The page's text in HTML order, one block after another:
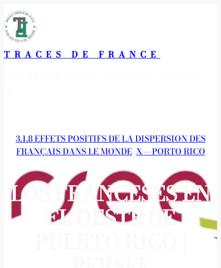
Aller
au
contenu
TRACES DE FRANCE
3.1.8 EFFETS POSITIFS DE LA DISPERSION DES
FRANÇAIS DANS LE MONDE X—-PORTO RICO
LOS FRANCESES EN
EL OESTE DE